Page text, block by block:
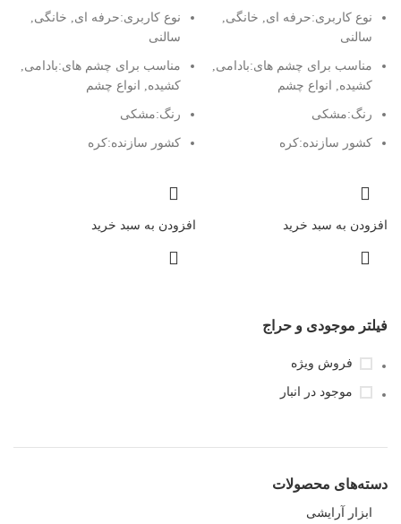
فیلتر موجودی و حراج
فروش ویژه
موجود در انبار
دسته‌های محصولات
ابزار آرایشی
نوع کاربری:حرفه ای, خانگی,
سالنی
مناسب برای چشم های:بادامی,
کشیده, انواع چشم
رنگ:مشکی
کشور سازنده:کره
افزودن به سبد خرید
نوع کاربری:حرفه ای, خانگی,
سالنی
مناسب برای چشم های:بادامی,
کشیده, انواع چشم
رنگ:مشکی
کشور سازنده:کره
افزودن به سبد خرید